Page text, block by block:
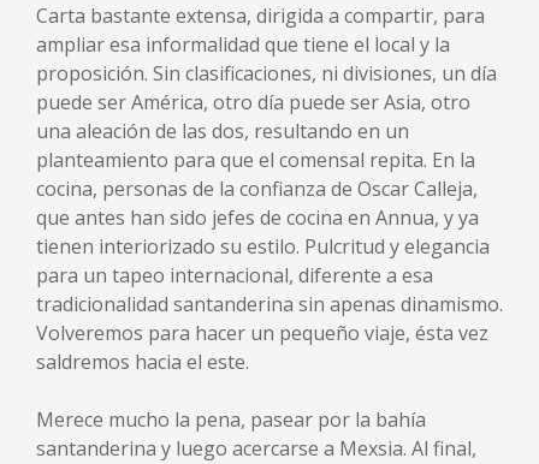
Carta bastante extensa, dirigida a compartir, para
ampliar esa informalidad que tiene el local y la
proposición. Sin clasificaciones, ni divisiones, un día
puede ser América, otro día puede ser Asia, otro
una aleación de las dos, resultando en un
planteamiento para que el comensal repita. En la
cocina, personas de la confianza de Oscar Calleja,
que antes han sido jefes de cocina en Annua, y ya
tienen interiorizado su estilo. Pulcritud y elegancia
para un tapeo internacional, diferente a esa
tradicionalidad santanderina sin apenas dinamismo.
Volveremos para hacer un pequeño viaje, ésta vez
saldremos hacia el este.
Merece mucho la pena, pasear por la bahía
santanderina y luego acercarse a Mexsia. Al final,